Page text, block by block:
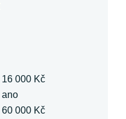
16 000 Kč
ano
60 000 Kč